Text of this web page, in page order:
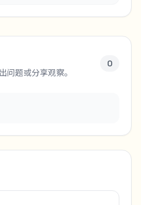
问题或分享观察。
0